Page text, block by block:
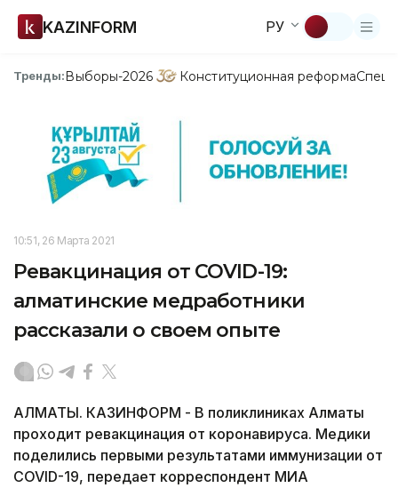
KAZINFORM РУ
Тренды:Выборы-2026 Конституционная реформа
10:51, 26 Марта 2021
Ревакцинация от COVID-19:
алматинские медработники
рассказали о своем опыте
АЛМАТЫ. КАЗИНФОРМ - В поликлиниках Алматы
проходит ревакцинация от коронавируса. Медики
поделились первыми результатами иммунизации от
COVID-19, передает корреспондент МИА